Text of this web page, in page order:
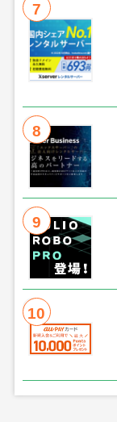
7
8
9
10